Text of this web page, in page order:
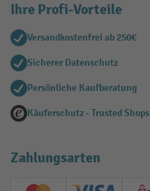
Ihre Profi-Vorteile
Versandkostenfrei ab 250€
Sicherer Datenschutz
Persönliche Kaufberatung
Käuferschutz - Trusted Shops
Zahlungsarten